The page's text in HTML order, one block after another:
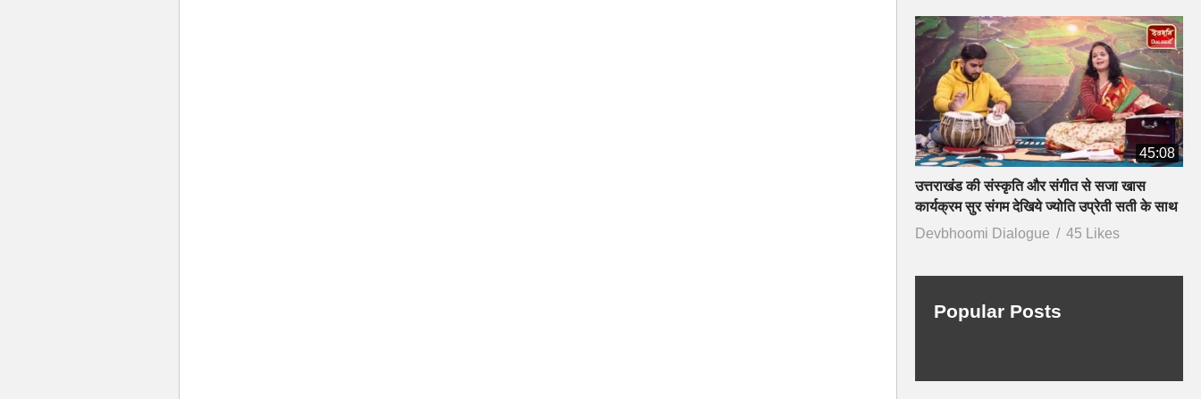
45:08
उत्तराखंड की संस्कृति और संगीत से सजा खास
कार्यक्रम सुर संगम देखिये ज्योति उप्रेती सती के साथ
Devbhoomi Dialogue
45 Likes
Popular Posts